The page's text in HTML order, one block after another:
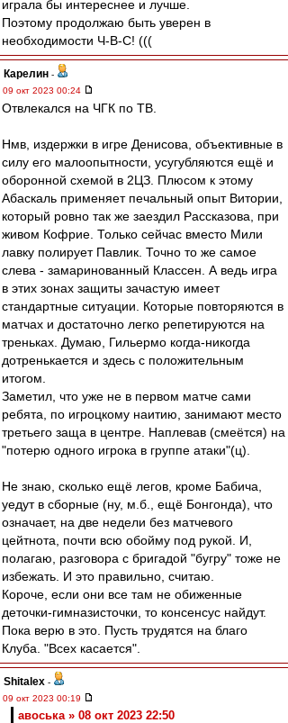
играла бы интереснее и лучше.
Поэтому продолжаю быть уверен в
необходимости Ч-В-С! (((
Карелин -
09 окт 2023 00:24
Отвлекался на ЧГК по ТВ.
Нмв, издержки в игре Денисова, объективные в
силу его малоопытности, усугубляются ещё и
оборонной схемой в 2ЦЗ. Плюсом к этому
Абаскаль применяет печальный опыт Витории,
который ровно так же заездил Рассказова, при
живом Кофрие. Только сейчас вместо Мили
лавку полирует Павлик. Точно то же самое
слева - замаринованный Классен. А ведь игра
в этих зонах защиты зачастую имеет
стандартные ситуации. Которые повторяются в
матчах и достаточно легко репетируются на
треньках. Думаю, Гильермо когда-никогда
дотренькается и здесь с положительным
итогом.
Заметил, что уже не в первом матче сами
ребята, по игроцкому наитию, занимают место
третьего заща в центре. Наплевав (смеётся) на
"потерю одного игрока в группе атаки"(ц).
Не знаю, сколько ещё легов, кроме Бабича,
уедут в сборные (ну, м.б., ещё Бонгонда), что
означает, на две недели без матчевого
цейтнота, почти всю обойму под рукой. И,
полагаю, разговора с бригадой "бугру" тоже не
избежать. И это правильно, считаю.
Короче, если они все там не обиженные
деточки-гимназисточки, то консенсус найдут.
Пока верю в это. Пусть трудятся на благо
Клуба. "Всех касается".
Shitalex -
09 окт 2023 00:19
авоська » 08 окт 2023 22:50